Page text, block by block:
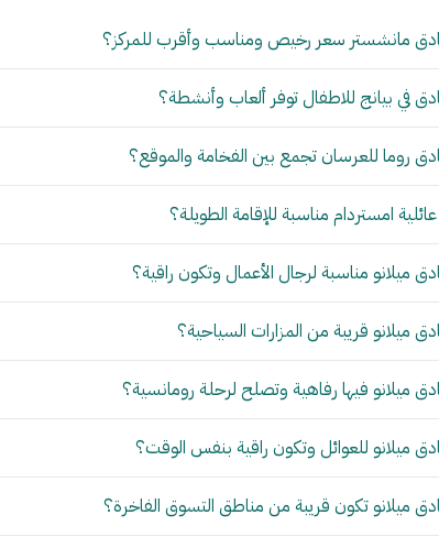
مانشستر سعر رخيص ومناسب وأقرب للمركز؟
في بيانج للاطفال توفر ألعاب وأنشطة؟
روما للعرسان تجمع بين الفخامة والموقع؟
امستردام مناسبة للإقامة الطويلة؟
ميلانو مناسبة لرجال الأعمال وتكون راقية؟
ميلانو قريبة من المزارات السياحية؟
ميلانو فيها رفاهية وتصلح لرحلة رومانسية؟
ميلانو للعوائل وتكون راقية بنفس الوقت؟
ميلانو تكون قريبة من مناطق التسوق الفاخرة؟